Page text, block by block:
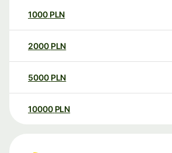
1000 PLN
2000 PLN
5000 PLN
10000 PLN